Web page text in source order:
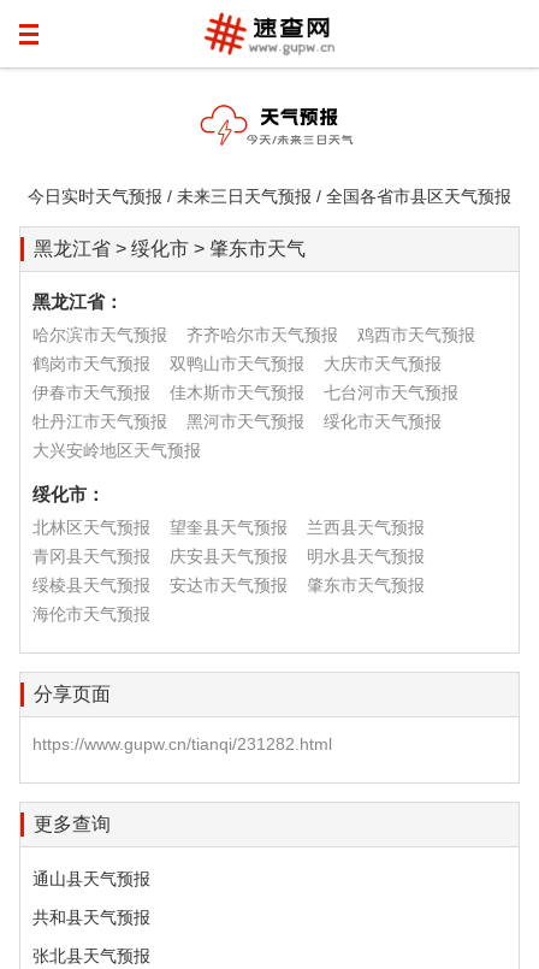
今日实时天气预报 / 未来三日天气预报 / 全国各省市县区天气预报
黑龙江省 > 绥化市 > 肇东市天气
黑龙江省：
哈尔滨市天气预报 齐齐哈尔市天气预报
鸡西市天气预报
鹤岗市天气预报
双鸭山市天气预报
大庆市天气预报
伊春市天气预报
佳木斯市天气预报
七台河市天气预报
牡丹江市天气预报
黑河市天气预报
绥化市天气预报
大兴安岭地区天气预报
绥化市：
北林区天气预报 望奎县天气预报
兰西县天气预报
青冈县天气预报
庆安县天气预报
明水县天气预报
绥棱县天气预报
安达市天气预报
肇东市天气预报
海伦市天气预报
分享页面
https://www.gupw.cn/tianqi/231282.html
更多查询
通山县天气预报
共和县天气预报
张北县天气预报